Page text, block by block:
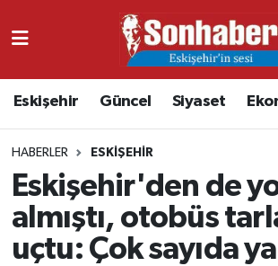
Eskişehir Güncel Siyaset
HABERLER ESKIŞEHIR
Eskişehir'den de
almıştı, otobüs
uçtu: Çok sayıda
Ekonomi
Güncel
Kültür & Sanat
Nöbetçi Eczaneler
Namaz Vakitleri
Trafik Durumu
Süper Lig Puan Durumu ve